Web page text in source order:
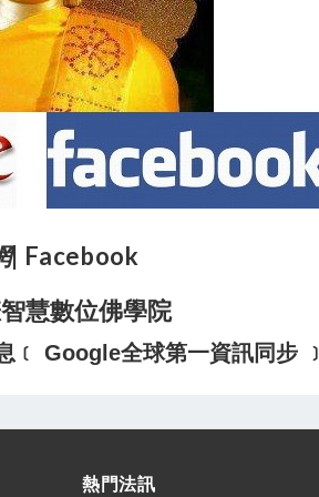
| Facebook
慧數位佛學院
﹝ Google全球第一資訊同步 ﹞
熱門法訊